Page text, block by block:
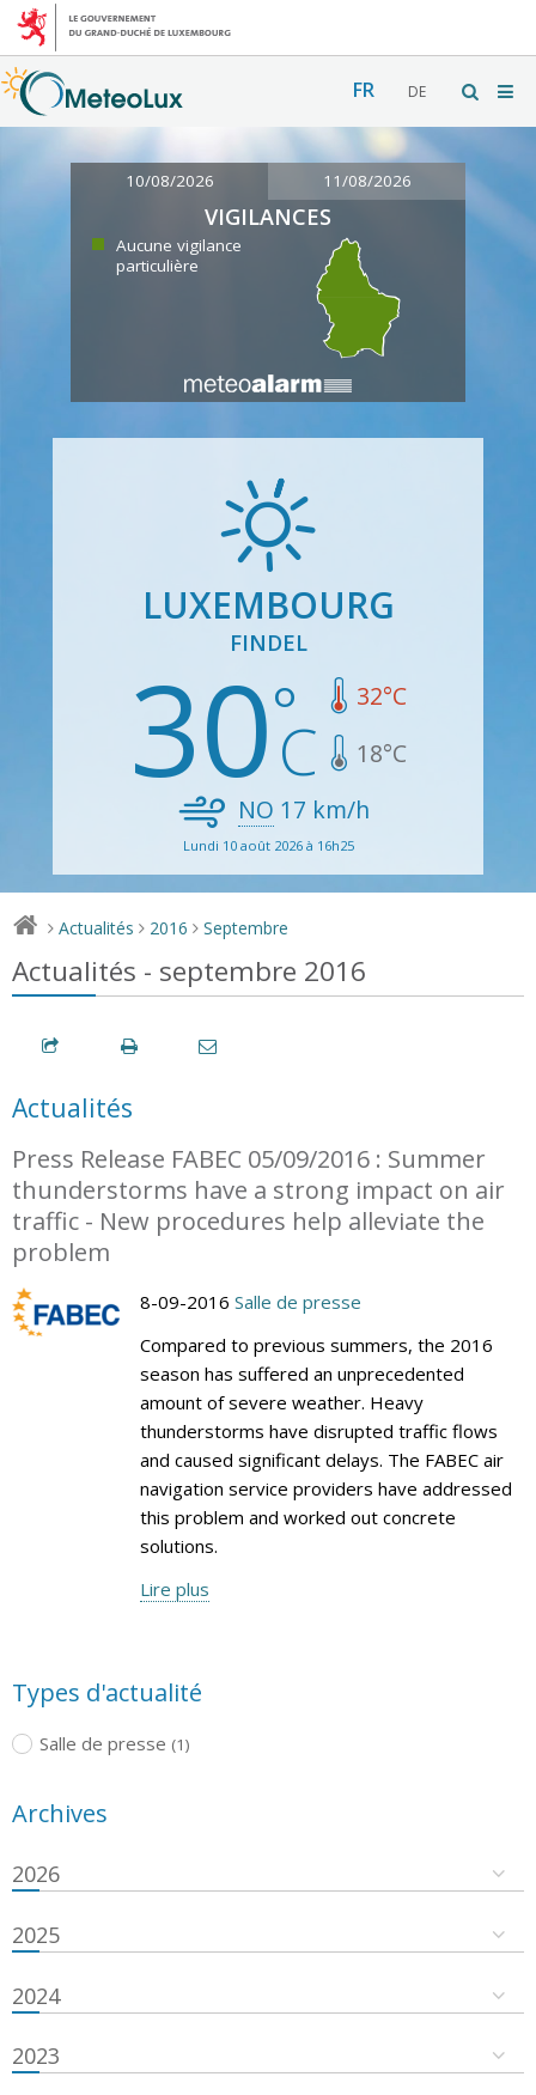
FR DE
10/08/2026 11/08/2026
VIGILANCES
Aucune vigilance
particulière
LUXEMBOURG
FINDEL
30 32°C
18°C
NO 17 km/h
Lundi 10 août 2026 à 16h25
> Actualités > 2016 > Septembre
Actualités - septembre 2016
Actualités
Press Release FABEC 05/09/2016 : Summer
thunderstorms have a strong impact on air
traffic - New procedures help alleviate the
problem
8-09-2016 Salle de presse
Compared to previous summers, the 2016
season has suffered an unprecedented
amount of severe weather. Heavy
thunderstorms have disrupted traffic flows
and caused significant delays. The FABEC air
navigation service providers have addressed
this problem and worked out concrete
solutions.
Lire plus
Types d'actualité
Salle de presse (1)
Archives
2026
2025
2024
2023